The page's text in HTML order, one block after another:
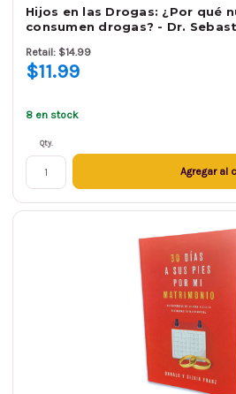
Hijos en las Drogas: ¿Por qué
consumen drogas? - Dr.
Retail: $14.99
$11.99
8 en stock
Qty.
Agregar al